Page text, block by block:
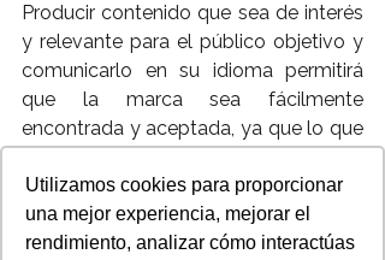
Utilizamos cookies para proporcionar
una mejor experiencia, mejorar el
rendimiento, analizar cómo interactúas
Producir contenido que sea de interés
y relevante para el público objetivo y
comunicarlo en su idioma permitirá
que la marca sea fácilmente
encontrada y aceptada, ya que lo que
con una marca cercana que realmente
los entiende y los involucra.
Autor: Fernanda Gonzalez